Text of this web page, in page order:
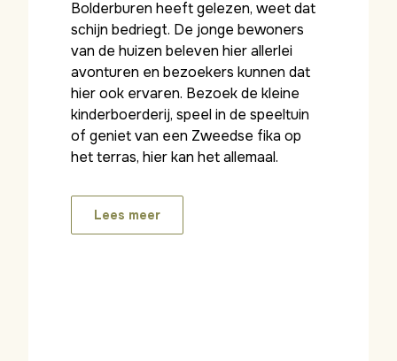
Bolderburen heeft gelezen, weet dat
schijn bedriegt. De jonge bewoners
van de huizen beleven hier allerlei
avonturen en bezoekers kunnen dat
hier ook ervaren. Bezoek de kleine
kinderboerderij, speel in de speeltuin
of geniet van een Zweedse fika op
het terras, hier kan het allemaal.
Lees meer